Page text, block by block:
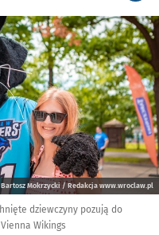
Bartosz Mokrzycki / Redakcja www.wroclaw.pl
dziewczyny pozują do
Wikings